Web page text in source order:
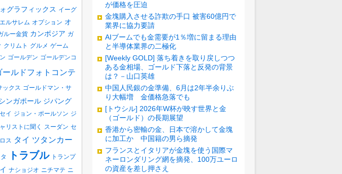
グラフィックス イーグ
エルサレム オプション オ
ルー金貨 カンボジア ガ
クリムト グルメ ゲーム
ゴールデン ゴールデンコ
ールドフォトコンテ
ックス ゴールドマン・サ
ンガポール ジパング
イ ジョン・ポールソン ジ
リストに聞く スーダン セ
ス タイ ツタンカー
トラブル トランプ
ナショジオ ニチマテ ニ
が価格を圧迫
金塊購入させる詐欺の手口 被害60億円で
業界に協力要請
AIブームでも金需要が1％増に留まる理由
と半導体業界の二極化
[Weekly GOLD] 落ち着きを取り戻しつつ
ある金相場、ゴールド下落と反発の背景
は？－山口英雄
中国人民銀の金準備、6月は2年半余りぶ
り大幅増 金価格急落でも
[トウシル] 2026年W杯が映す世界と金
（ゴールド）の長期展望
香港から密輸の金、日本で溶かして金塊
に加工か 中国籍の男ら摘発
フランスとイタリアが金塊を使う国際マ
ネーロンダリング網を摘発、100万ユーロ
の資産を差し押さえ